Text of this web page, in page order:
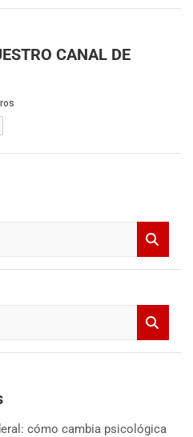
CANAL DE
cómo cambia psicológica